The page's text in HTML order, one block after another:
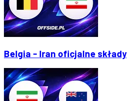
Belgia - Iran oficjalne składy